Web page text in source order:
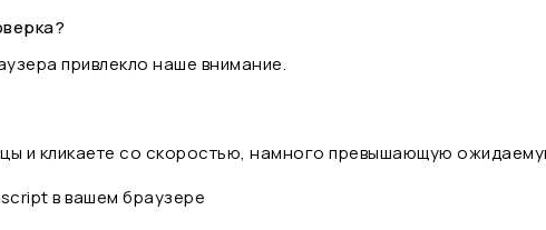
привлекло наше внимание.
и кликаете со скоростью, намного превышающую
в вашем браузере